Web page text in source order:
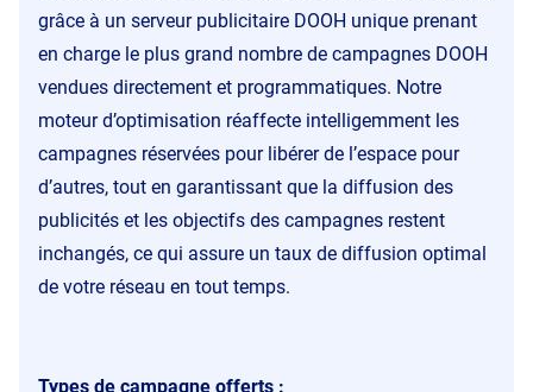
grâce à un serveur publicitaire DOOH unique prenant
en charge le plus grand nombre de campagnes DOOH
vendues directement et programmatiques. Notre
moteur d’optimisation réaffecte intelligemment les
campagnes réservées pour libérer de l’espace pour
d’autres, tout en garantissant que la diffusion des
publicités et les objectifs des campagnes restent
inchangés, ce qui assure un taux de diffusion optimal
de votre réseau en tout temps.
Types de campagne offerts :